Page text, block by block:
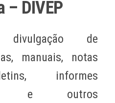
– DIVEP
de
manuais, notas
informes
e outros